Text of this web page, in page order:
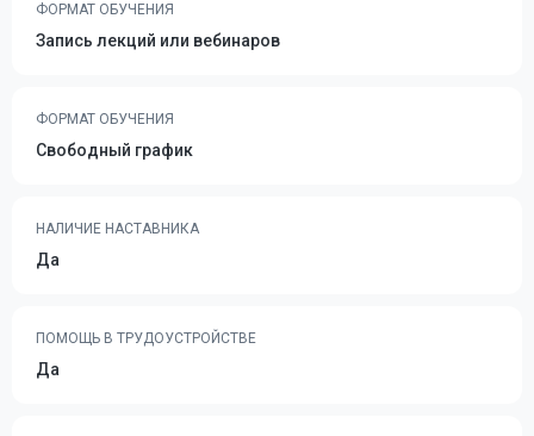
ФОРМАТ ОБУЧЕНИЯ
Запись лекций или вебинаров
ФОРМАТ ОБУЧЕНИЯ
Свободный график
НАЛИЧИЕ НАСТАВНИКА
Да
ПОМОЩЬ В ТРУДОУСТРОЙСТВЕ
Да